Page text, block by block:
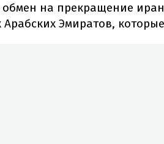
на прекращение
Эмиратов,